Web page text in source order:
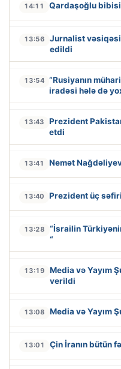
14:11 Qardaşoğlu
13:56
Jurnalist
edildi
13:54 “Rusiyanın
iradəsi hələ də
13:43
Prezident
etdi
13:41 Nemət
13:40 Prezident üç
13:28
“İsrailin
“
13:19
Media və Yayım
verildi
13:08 Media və Yayım
13:01 Çin İranın bütün